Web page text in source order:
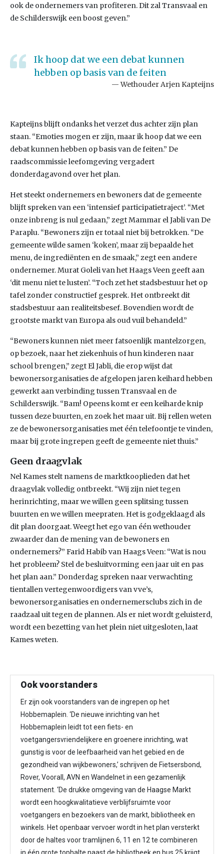
ook de ondernemers van profiteren. Dit zal Transvaal en
de Schilderswijk een boost geven.”
Ik hoop dat we een debat kunnen
hebben op basis van de feiten
Wethouder Arjen Kapteijns
Kapteijns blijft ondanks het verzet dus achter zijn plan
staan. “Emoties mogen er zijn, maar ik hoop dat we een
debat kunnen hebben op basis van de feiten.” De
raadscommissie leefomgeving vergadert
donderdagavond over het plan.
Het steekt ondernemers en bewoners dat de gemeente
blijft spreken van een ‘intensief participatietraject’. “Met
onze inbreng is nul gedaan,” zegt Mammar el Jabli van De
Paraplu. “Bewoners zijn er totaal niet bij betrokken. “De
gemeente wilde samen ‘koken’, maar zij bepaalde het
menu, de ingrediënten en de smaak,” zegt een andere
ondernemer. Murat Goleli van het Haags Veen geeft aan
‘dit menu niet te lusten’. “Toch zet het stadsbestuur het op
tafel zonder constructief gesprek. Het ontbreekt dit
stadsbestuur aan realiteitsbesef. Bovendien wordt de
grootste markt van Europa als oud vuil behandeld.”
“Bewoners kunnen niet meer fatsoenlijk mantelzorgen,
op bezoek, naar het ziekenhuis of hun kinderen naar
school brengen,” zegt El Jabli, die erop wijst dat
bewonersorganisaties de afgelopen jaren keihard hebben
gewerkt aan verbinding tussen Transvaal en de
Schilderswijk. “Bam! Opeens komt er een keiharde knip
tussen deze buurten, en zoek het maar uit. Bij rellen weten
ze de bewonersorganisaties met één telefoontje te vinden,
maar bij grote ingrepen geeft de gemeente niet thuis.”
Geen draagvlak
Nel Kames stelt namens de marktkooplieden dat het
draagvlak volledig ontbreekt. “Wij zijn niet tegen
herinrichting, maar we willen geen splitsing tussen
buurten en we willen meepraten. Het is godgeklaagd als
dit plan doorgaat. Weegt het ego van één wethouder
zwaarder dan de mening van de bewoners en
ondernemers?” Farid Habib van Haags Veen: “Wat is nou
het probleem? Stel de besluitvorming een jaar uit en pas
het plan aan.” Donderdag spreken naar verwachting
tientallen vertegenwoordigers van vve’s,
bewonersorganisaties en ondernemersclubs zich in de
raadzaal uit tegen de plannen. Als er niet wordt geluisterd,
wordt een bezetting van het plein niet uitgesloten, laat
Kames weten.
Ook voorstanders
Er zijn ook voorstanders van de ingrepen op het
Hobbemaplein. ‘De nieuwe inrichting van het
Hobbemaplein leidt tot een fiets- en
voetgangersvriendelijkere en groenere inrichting, wat
gunstig is voor de leefbaarheid van het gebied en de
gezondheid van wijkbewoners,’ schrijven de Fietsersbond,
Rover, Voorall, AVN en Wandelnet in een gezamenlijk
statement. ‘De drukke omgeving van de Haagse Markt
wordt een hoogkwalitatieve verblijfsruimte voor
voetgangers en bezoekers van de markt, bibliotheek en
winkels. Het openbaar vervoer wordt in het plan versterkt
door de haltes voor tramlijnen 6, 11 en 12 te combineren